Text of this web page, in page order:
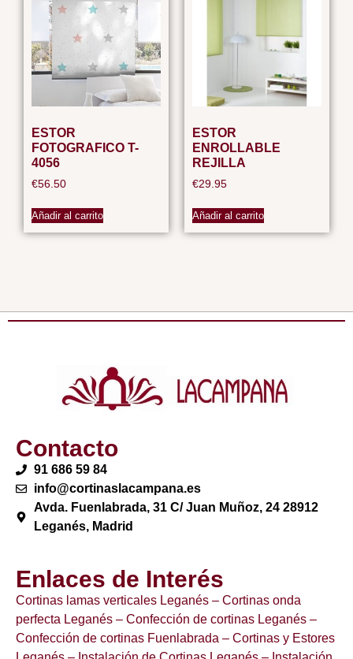
ESTOR
FOTOGRAFICO T-
4056
€56.50
Añadir al carrito
ESTOR
ENROLLABLE
REJILLA
€29.95
Añadir al carrito
Contacto
91 686 59 84
info@cortinaslacampana.es
Avda. Fuenlabrada, 31 C/ Juan Muñoz, 24 28912
Leganés, Madrid
Enlaces de Interés
Cortinas lamas verticales Leganés – Cortinas onda
perfecta Leganés – Confección de cortinas Leganés –
Confección de cortinas Fuenlabrada – Cortinas y Estores